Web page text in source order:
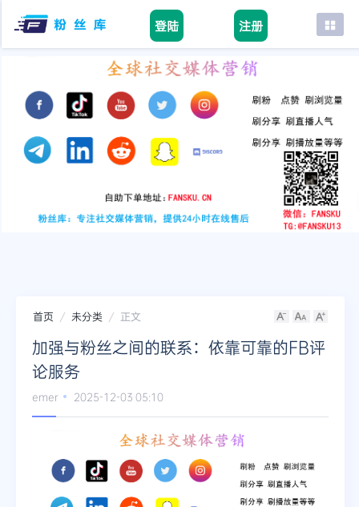
登陆 注册
首页
tiktok
youtube
instagram
首页 未分类 正文
加强与粉丝之间的联系：依靠可靠的FB评
论服务
emer 2025-12-03 05:10